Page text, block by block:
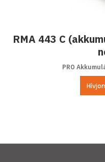
RMA 443 C
PRO